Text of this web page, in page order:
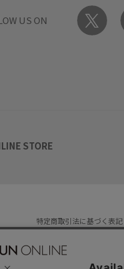
US ON
STORE
特定商取引法に基づく表記